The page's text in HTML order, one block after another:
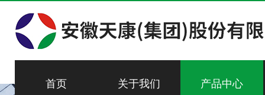
首页 关于我们 产品中心